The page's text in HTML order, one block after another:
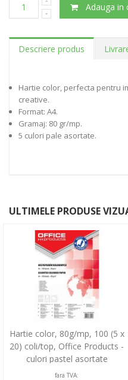
Adauga in
Descriere produs
Hartie color, perfecta pentru
creative.
Format: A4.
Gramaj: 80 gr/mp.
5 culori pale asortate.
ULTIMELE PRODUSE
Hartie color, 80g/mp, 100 (5 x
20) coli/top, Office Products -
culori pastel asortate
fara TVA: